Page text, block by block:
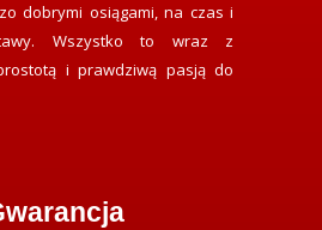
dobrymi osiągami, na czas i
Wszystko to wraz z
i prawdziwą pasją do